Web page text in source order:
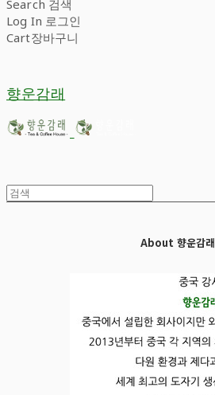
Search 검색
Log In 로그인
Cart장바구니
향운감래
About 향운감래